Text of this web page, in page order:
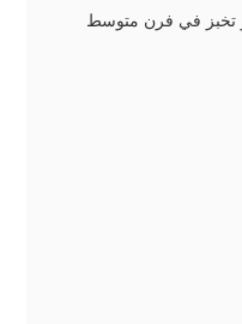
تخبز في فرن متوسط